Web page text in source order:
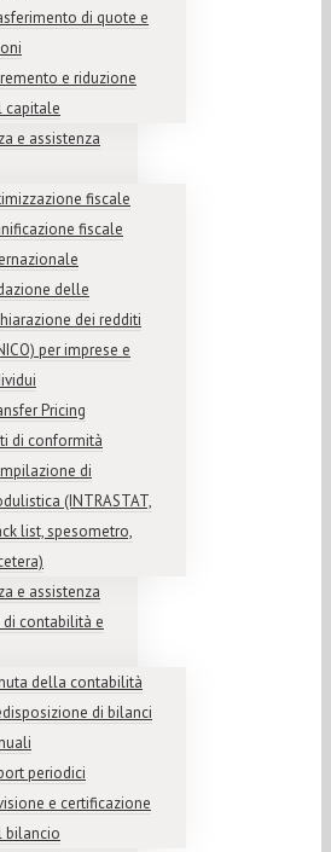
di quote e
e riduzione
capitale
e assistenza
fiscale
fiscale
delle
dei redditi
per imprese e
Pricing
di conformità
di
(INTRASTAT,
list, spesometro,
e assistenza
contabilità e
della contabilità
di bilanci
periodici
e certificazione
bilancio